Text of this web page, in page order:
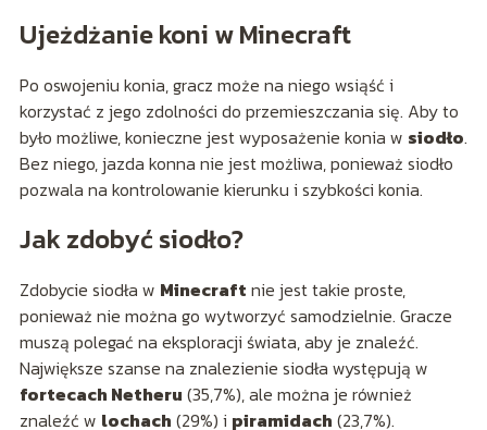
Ujeżdżanie koni w Minecraft
Po oswojeniu konia, gracz może na niego wsiąść i
korzystać z jego zdolności do przemieszczania się. Aby to
było możliwe, konieczne jest wyposażenie konia w siodło.
Bez niego, jazda konna nie jest możliwa, ponieważ siodło
pozwala na kontrolowanie kierunku i szybkości konia.
Jak zdobyć siodło?
Zdobycie siodła w Minecraft nie jest takie proste,
ponieważ nie można go wytworzyć samodzielnie. Gracze
muszą polegać na eksploracji świata, aby je znaleźć.
Największe szanse na znalezienie siodła występują w
fortecach Netheru (35,7%), ale można je również
znaleźć w lochach (29%) i piramidach (23,7%).